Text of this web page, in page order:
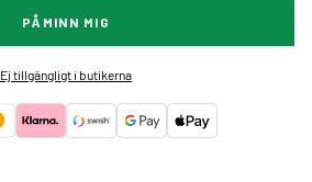
PÅMINN MIG
Ej tillgängligt i butikerna